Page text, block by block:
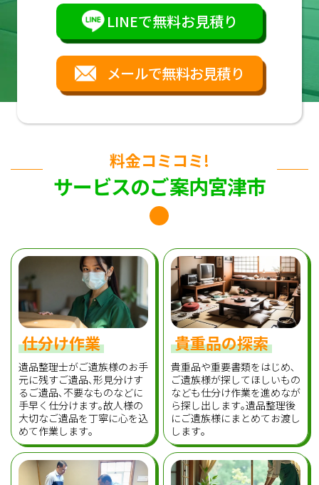
LINEで無料お見積り
メールで無料お見積り
料金コミコミ!
サービスのご案内宮津市
仕分け作業
遺品整理士がご遺族様のお手
元に残すご遺品､形見分けす
るご遺品､不要なものなどに
手早く仕分けます｡故人様の
大切なご遺品を丁寧に心を込
めて作業します｡
貴重品の探索
貴重品や重要書類をはじめ､
ご遺族様が探してほしいもの
なども仕分け作業を進めなが
ら探し出します｡遺品整理後
にご遺族様にまとめてお渡し
します｡